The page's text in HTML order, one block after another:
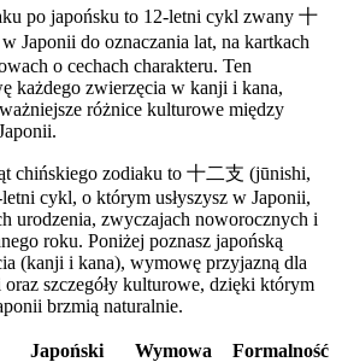
po japońsku to 12-letni cykl zwany 十
Japonii do oznaczania lat, na kartkach
o cechach charakteru. Ten
każdego zwierzęcia w kanji i kana,
różnice kulturowe między
chińskiego zodiaku to 十二支 (jūnishi,
cykl, o którym usłyszysz w Japonii,
urodzenia, zwyczajach noworocznych i
roku. Poniżej poznasz japońską
(kanji i kana), wymowę przyjazną dla
szczegóły kulturowe, dzięki którym
brzmią naturalnie.
Japoński Wymowa
Formalność